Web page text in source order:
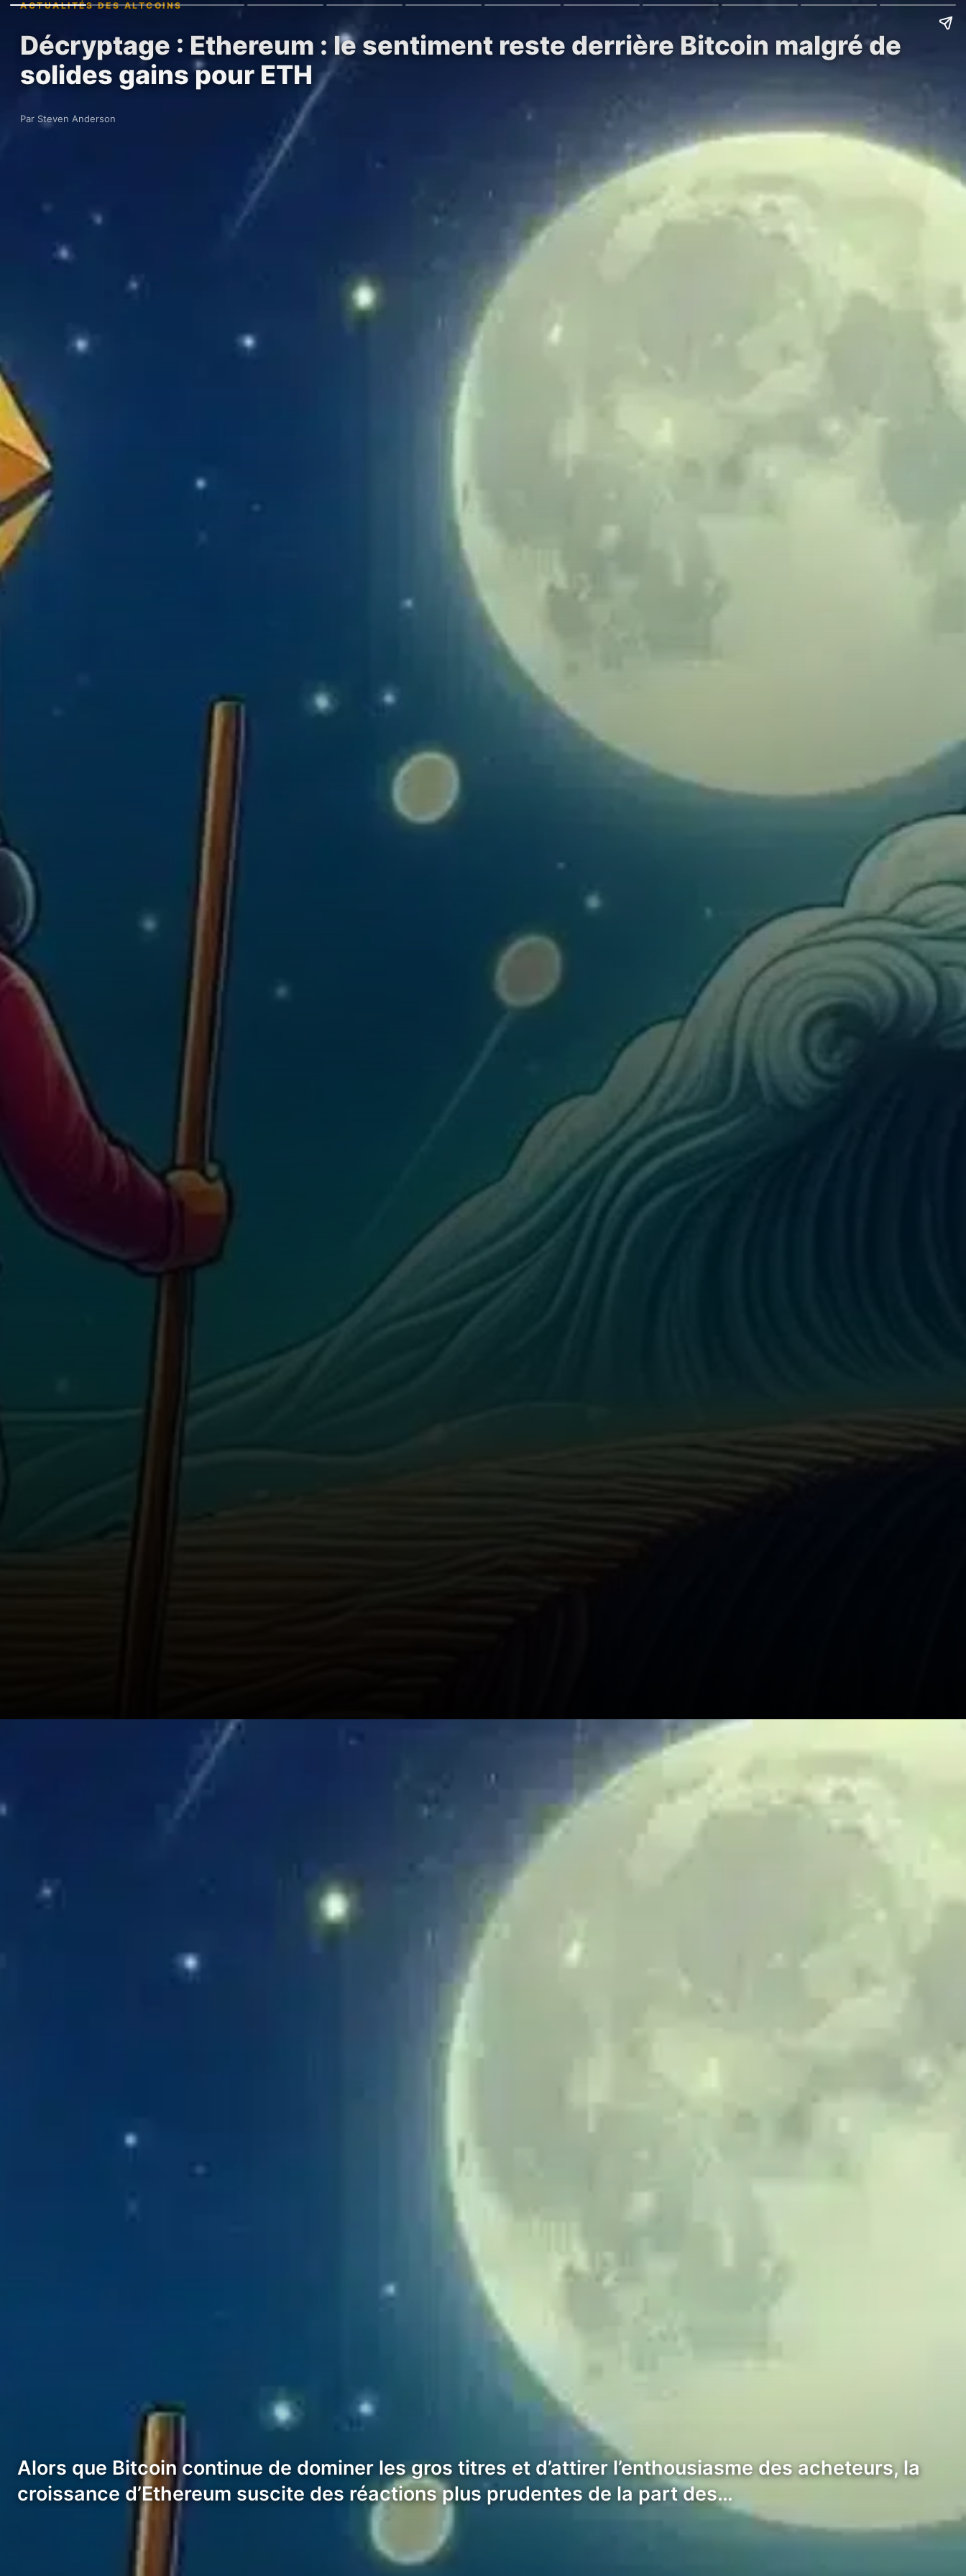
ACTUALITÉS DES ALTCOINS
Décryptage : Ethereum : le sentiment reste derrière Bitcoin malgré de
solides gains pour ETH
Par Steven Anderson
Alors que Bitcoin continue de dominer les gros titres et d’attirer l’enthousiasme des acheteurs, la
croissance d’Ethereum suscite des réactions plus prudentes de la part des…